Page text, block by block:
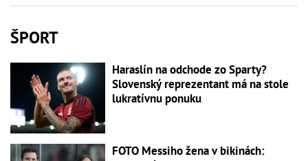
ŠPORT
Haraslín na odchode zo Sparty?
Slovenský reprezentant má na stole
lukratívnu ponuku
FOTO Messiho žena v bikinách: